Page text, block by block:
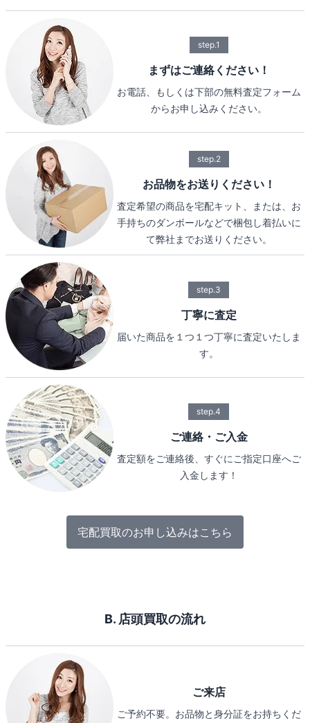
step.1
まずはご連絡ください！
お電話、もしくは下部の無料査定フォーム
からお申し込みください。
step.2
お品物をお送りください！
査定希望の商品を宅配キット、または、お
手持ちのダンボールなどで梱包し着払いに
て弊社までお送りください。
step.3
丁寧に査定
届いた商品を１つ１つ丁寧に査定いたしま
す。
step.4
ご連絡・ご入金
査定額をご連絡後、すぐにご指定口座へご
入金します！
宅配買取のお申し込みはこちら
B. 店頭買取の流れ
ご来店
ご予約不要。お品物と身分証をお持ちくだ